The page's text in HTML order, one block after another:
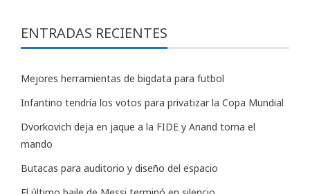
ENTRADAS RECIENTES
Mejores herramientas de bigdata para futbol
Infantino tendría los votos para privatizar la Copa Mundial
Dvorkovich deja en jaque a la FIDE y Anand toma el
mando
Butacas para auditorio y diseño del espacio